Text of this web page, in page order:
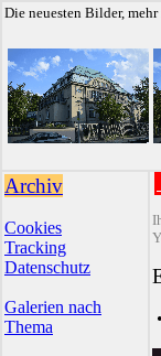
Die neuesten Bilder,
Archiv
Cookies
Tracking
Datenschutz
Galerien nach
Thema